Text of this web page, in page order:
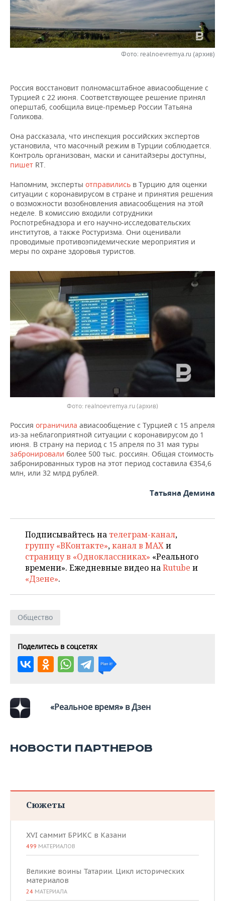
НЕФТЕХИМИЯ
НЕФТЬ
ОПК
РОЗНИЧНАЯ ТОРГОВЛЯ
ТРАНСПОРТ
НОВОСТИ ТЕХНОЛОГИЙ
IT
ТЕЛЕКОММУНИКАЦИИ
МЕРОПРИЯТИЯ
НОВОСТИ МЕРОПРИЯТИЙ
БИЗНЕС-БРАНЧИ
ONLINE-КОНФЕРЕНЦИИ
ОТКРЫТАЯ ЛЕКЦИЯ
СПОРТ
ФУТБОЛ
ХОККЕЙ
БАСКЕТБОЛ
ВОЛЕЙБОЛ
КИБЕРСПОРТ
ФИГУРНОЕ КАТАНИЕ
ВОДНЫЕ ВИДЫ СПОРТА
ХОККЕЙ С МЯЧОМ
НОВОСТИ ОБЩЕСТВА
ВЛАСТЬ
ИНФРАСТРУКТУРА
ИСТОРИЯ
КУЛЬТУРА
МЕДИЦИНА
ОБРАЗОВАНИЕ
ПРОИСШЕСТВИЯ
ФОТОГАЛЕРЕЯ
СЮЖЕТЫ
СПРАВОЧНИК
СПИСОК ПЕРСОН
СПИСОК КОМПАНИЙ
ПОЛНАЯ ВЕРСИЯ
Фото: realnoevremya.ru (архив)
Россия восстановит полномасштабное авиасообщение с
Турцией с 22 июня. Соответствующее решение принял
оперштаб, сообщила вице-премьер России Татьяна
Голикова.
Она рассказала, что инспекция российских экспертов
установила, что масочный режим в Турции соблюдается.
Контроль организован, маски и санитайзеры доступны,
пишет RT.
Напомним, эксперты отправились в Турцию для оценки
ситуации с коронавирусом в стране и принятия решения
о возможности возобновления авиасообщения на этой
неделе. В комиссию входили сотрудники
Роспотребнадзора и его научно-исследовательских
институтов, а также Ростуризма. Они оценивали
проводимые противоэпидемические мероприятия и
меры по охране здоровья туристов.
Фото: realnoevremya.ru (архив)
Россия ограничила авиасообщение с Турцией с 15 апреля
из-за неблагоприятной ситуации с коронавирусом до 1
июня. В страну на период с 15 апреля по 31 мая туры
забронировали более 500 тыс. россиян. Общая стоимость
забронированных туров на этот период составила €354,6
млн, или 32 млрд рублей.
Татьяна Демина
Подписывайтесь на телеграм-канал,
группу «ВКонтакте»,канал в MAXи
страницу в «Одноклассниках» «Реального
времени». Ежедневные видео наRutube и
«Дзене».
Общество
Поделитесь в соцсетях
«Реальное время» в Дзен
НОВОСТИ ПАРТНЕРОВ
Сюжеты
XVI саммит БРИКС в Казани
499 МАТЕРИАЛОВ
Великие воины Татарии. Цикл исторических
материалов
24 МАТЕРИАЛА